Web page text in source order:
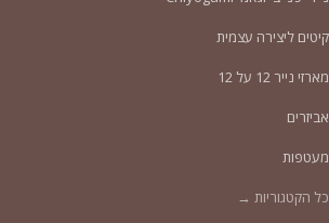
קיטים ליצירה עצמית
מארזי נייר 12 על 12
אביזרים
מעטפות
כל הקטגוריות →